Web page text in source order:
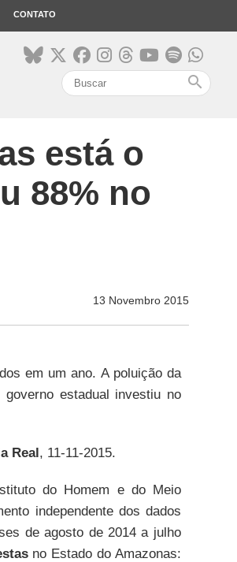
CONTATO
search
está o
88% no
13 Novembro 2015
em um ano. A poluição da
estadual investiu no
Real, 11-11-2015.
do Homem e do Meio
independente dos dados
de agosto de 2014 a julho
no Estado do Amazonas: